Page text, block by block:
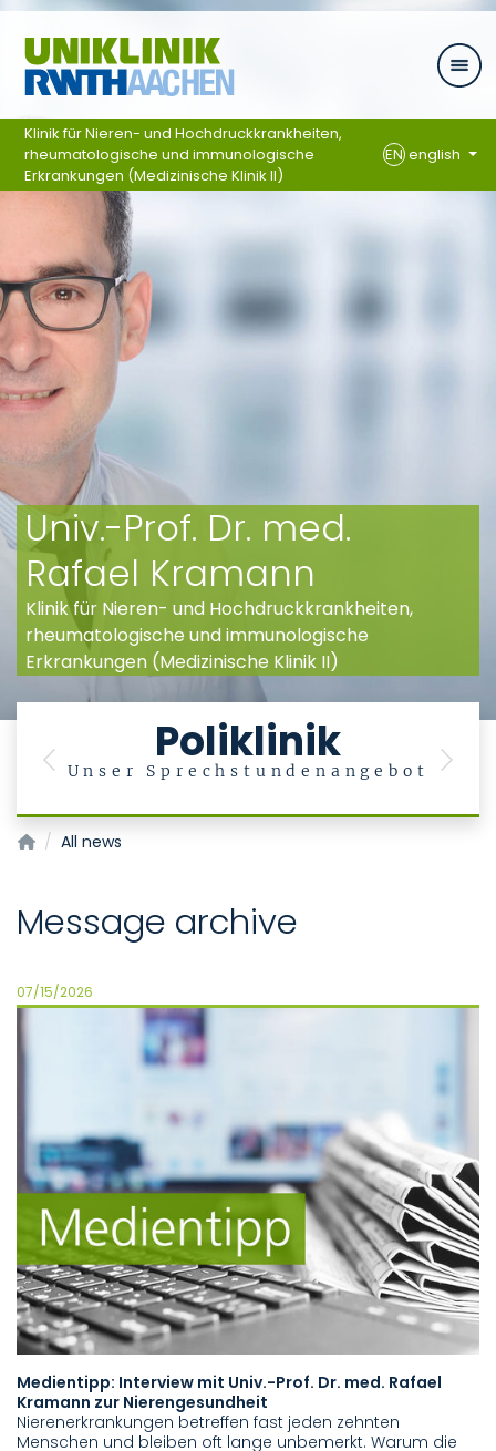
Skip navigation
Univ.-Prof. Dr. med.
Rafael Kramann
Klinik für Nieren- und Hochdruckkrankheiten,
rheumatologische und immunologische
Erkrankungen (Medizinische Klinik II)
Poliklinik
Unser Sprechstundenangebot
Previous Next
Klinik für Nieren- und Hochdruckkrankheiten,
rheumatologische und immunologische
Erkrankungen (Medizinische Klinik II)
EN english
Klinik für Nieren- und Hochdruckkrankheiten,
All news
Message archive
07/15/2026
Medientipp: Interview mit Univ.-Prof. Dr. med. Rafael
Kramann zur Nierengesundheit
Nierenerkrankungen betreffen fast jeden zehnten
Menschen und bleiben oft lange unbemerkt. Warum die